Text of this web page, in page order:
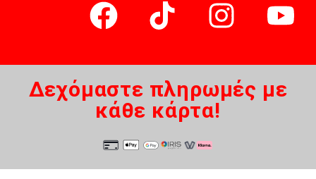
Δεχόμαστε πληρωμές με
κάθε κάρτα!